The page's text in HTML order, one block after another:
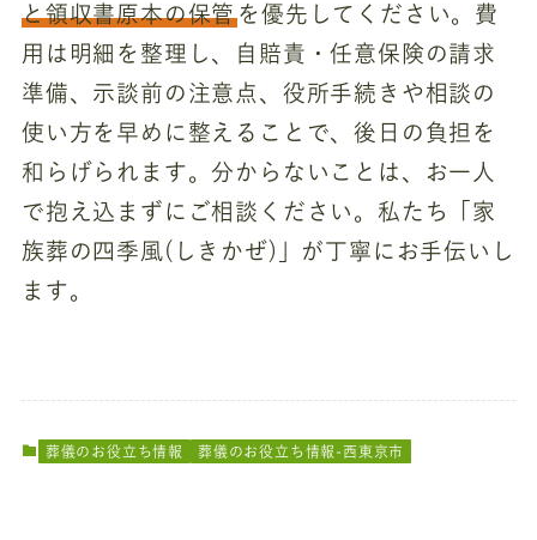
と領収書原本の保管 を優先してください。費
用は明細を整理し、自賠責・任意保険の請求
準備、示談前の注意点、役所手続きや相談の
使い方を早めに整えることで、後日の負担を
和らげられます。分からないことは、お一人
で抱え込まずにご相談ください。私たち「家
族葬の四季風(しきかぜ)」が丁寧にお手伝いし
ます。
葬儀のお役立ち情報 葬儀のお役立ち情報-西東京市